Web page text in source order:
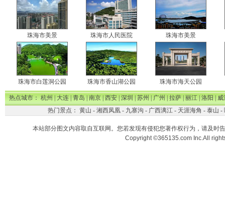
珠海市美景 珠海市人民医院 珠海市美景
珠海市白莲洞公园 珠海市香山湖公园 珠海市海天公园
热点城市：杭州|大连|青岛|南京|西安|深圳|苏州|广州|拉萨|丽江|洛阳|威
热门景点： 黄山 - 湘西凤凰- 九寨沟 - 广西漓江- 天涯海角 - 泰山 -
本站部分图文内容取自互联网。您若发现有侵犯您著作权行为，请及时
Copyright ©365135.com Inc.All